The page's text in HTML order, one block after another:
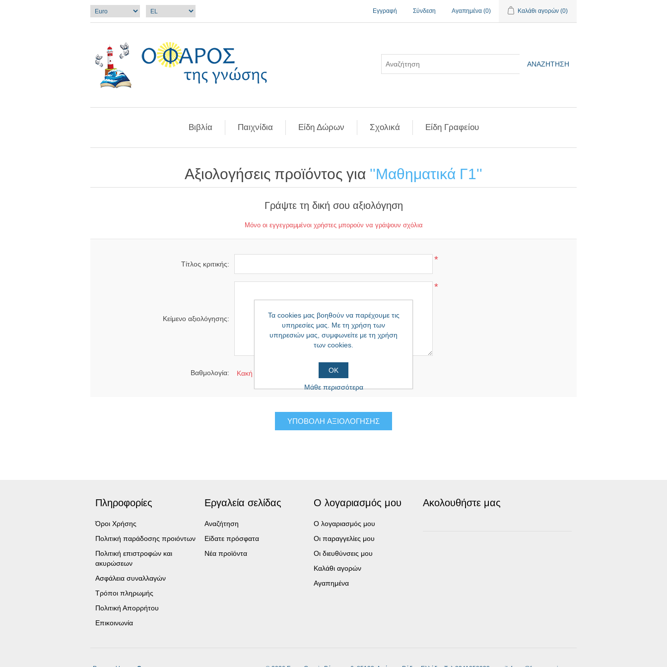
Εγγραφή Σύνδεση Αγαπημένα (0) Καλάθι αγορών (0)
ΑΝΑΖΉΤΗΣΗ
Βιβλία Παιχνίδια Είδη Δώρων Σχολικά Είδη Γραφείου
Αξιολογήσεις προϊόντος για Μαθηματικά Γ1
Γράψτε τη δική σου αξιολόγηση
Μόνο οι εγγεγραμμένοι χρήστες μπορούν να γράψουν σχόλια
Τίτλος κριτικής: *
Κείμενο αξιολόγησης:
*
Βαθμολογία: Κακή
ΥΠΟΒΟΛΉ ΑΞΙΟΛΌΓΗΣΗΣ
Πληροφορίες
Όροι Χρήσης
Πολιτική παράδοσης προιόντων
Πολιτική επιστροφών και
ακυρώσεων
Ασφάλεια συναλλαγών
Τρόποι πληρωμής
Πολιτική Απορρήτου
Επικοινωνία
Εργαλεία σελίδας
Αναζήτηση
Είδατε πρόσφατα
Νέα προϊόντα
Ο λογαριασμός μου
Ο λογαριασμός μου
Οι παραγγελίες μου
Οι διευθύνσεις μου
Καλάθι αγορών
Αγαπημένα
Ακολουθήστε μας
Τα cookies μας βοηθούν να παρέχουμε τις
υπηρεσίες μας. Με τη χρήση των
υπηρεσιών μας, συμφωνείτε με τη χρήση
των cookies.
ΟΚ
Μάθε περισσότερα